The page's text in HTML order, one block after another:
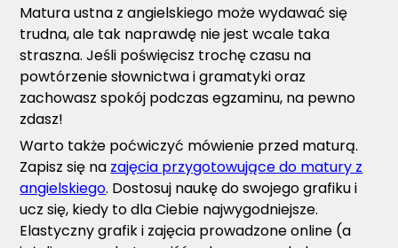
Matura ustna z angielskiego może wydawać się
trudna, ale tak naprawdę nie jest wcale taka
straszna. Jeśli poświęcisz trochę czasu na
powtórzenie słownictwa i gramatyki oraz
zachowasz spokój podczas egzaminu, na pewno
zdasz!
Warto także poćwiczyć mówienie przed maturą.
Zapisz się na zajęcia przygotowujące do matury z
angielskiego. Dostosuj naukę do swojego grafiku i
ucz się, kiedy to dla Ciebie najwygodniejsze.
Elastyczny grafik i zajęcia prowadzone online (a